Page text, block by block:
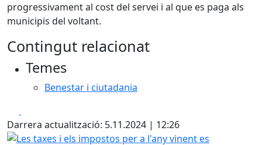
progressivament al cost del servei i al que es paga als
municipis del voltant.
Contingut relacionat
Temes
Benestar i ciutadania
Darrera actualització: 5.11.2024 | 12:26
Les taxes i els impostos per a l'any vinent es mantenen